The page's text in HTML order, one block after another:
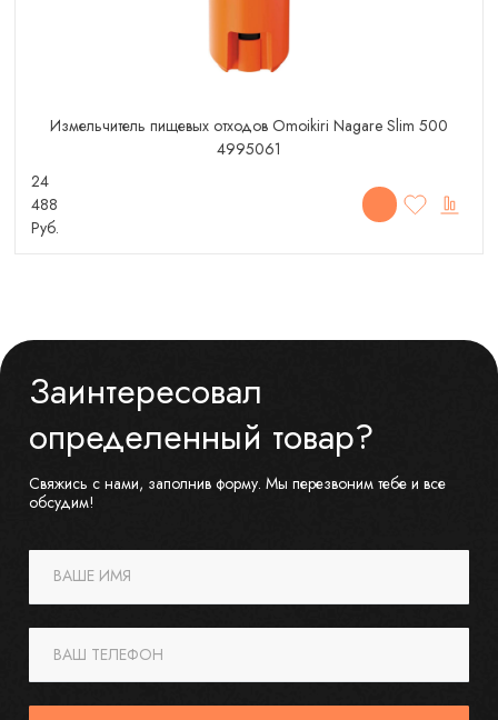
Измельчитель пищевых отходов Omoikiri Nagare Slim 500
4995061
24
488
Руб.
Заинтересовал
определенный товар?
Свяжись с нами, заполнив форму. Мы перезвоним тебе и все
обсудим!
ВАШЕ ИМЯ
ВАШ ТЕЛЕФОН